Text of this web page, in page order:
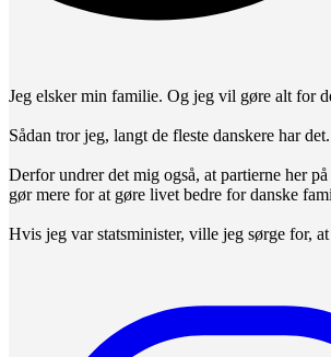
Jeg elsker min familie. Og jeg vil gøre alt for
Sådan tror jeg, langt de fleste danskere har det.
Derfor undrer det mig også, at partierne her
gør mere for at gøre livet bedre for danske
Hvis jeg var statsminister, ville jeg sørge for, at